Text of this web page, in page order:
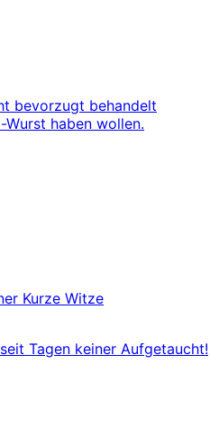
bevorzugt behandelt
Wurst haben wollen.
Kurze Witze
Tagen keiner Aufgetaucht!